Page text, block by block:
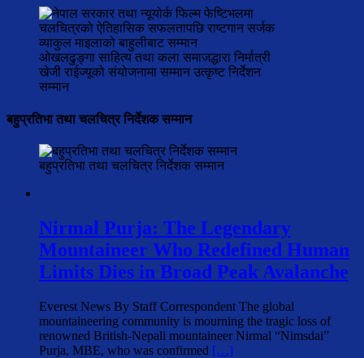
ओखलढुङ्गा साहित्य तथा कला समाजद्धारा निर्मात्री
खेजी राईज्यूको संयोजनामा सम्मान उत्कृष्ट निर्देशन
सम्मान
बहुप्रतिभा तथा चलचित्र निर्देशक सम्मान
बहुप्रतिभा तथा चलचित्र निर्देशक सम्मान
Nirmal Purja: The Legendary
Mountaineer Who Redefined Human
Limits Dies in Broad Peak Avalanche
Everest News By Staff Correspondent The global
mountaineering community is mourning the tragic loss of
renowned British-Nepali mountaineer Nirmal “Nimsdai”
Purja, MBE, who was confirmed […]